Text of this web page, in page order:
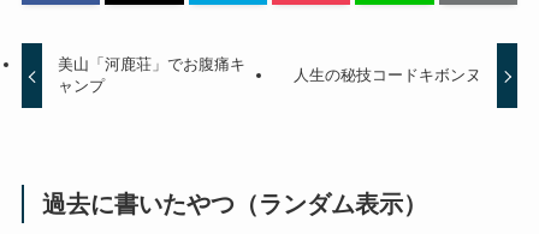
美山「河鹿荘」でお腹痛キ
ャンプ
人生の秘技コードキボンヌ
過去に書いたやつ（ランダム表示）